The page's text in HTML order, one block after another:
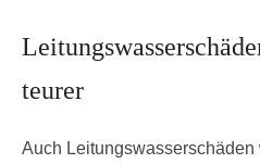
teurer
Auch